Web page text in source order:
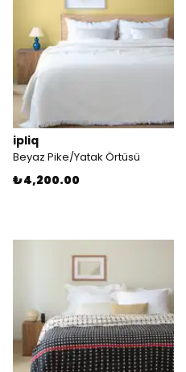
ipliq
Beyaz Pike/Yatak Örtüsü
₺ 4,200.00